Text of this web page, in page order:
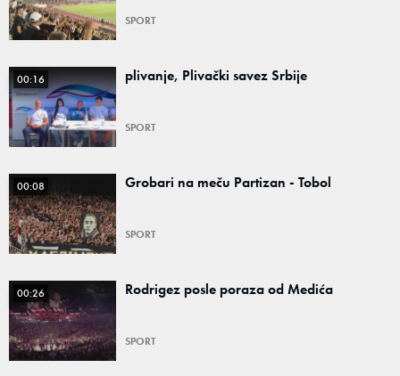
SPORT
00:16 plivanje, Plivački savez Srbije
SPORT
00:08 Grobari na meču Partizan - Tobol
SPORT
00:26 Rodrigez posle poraza od Medića
SPORT